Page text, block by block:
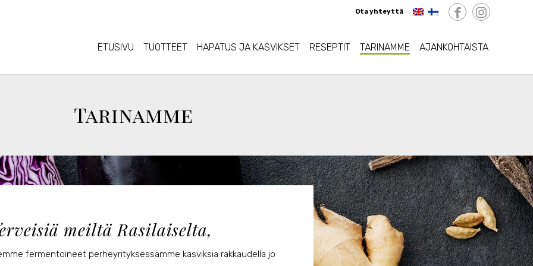
Ota yhteyttä
ETUSIVU TUOTTEET HAPATUS JA KASVIKSET RESEPTIT TARINAMME AJANKOHTAISTA
Tarinamme
meiltä Rasilaiselta,
fermentoineet perheyrityksessämme kasviksia rakkaudella jo